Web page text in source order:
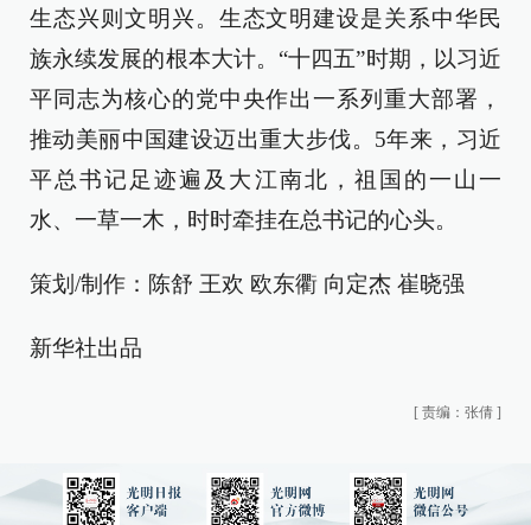
生态兴则文明兴。生态文明建设是关系中华民
族永续发展的根本大计。“十四五”时期，以习近
平同志为核心的党中央作出一系列重大部署，
推动美丽中国建设迈出重大步伐。5年来，习近
平总书记足迹遍及大江南北，祖国的一山一
水、一草一木，时时牵挂在总书记的心头。
策划/制作：陈舒 王欢 欧东衢 向定杰 崔晓强
新华社出品
[ 责编：张倩 ]